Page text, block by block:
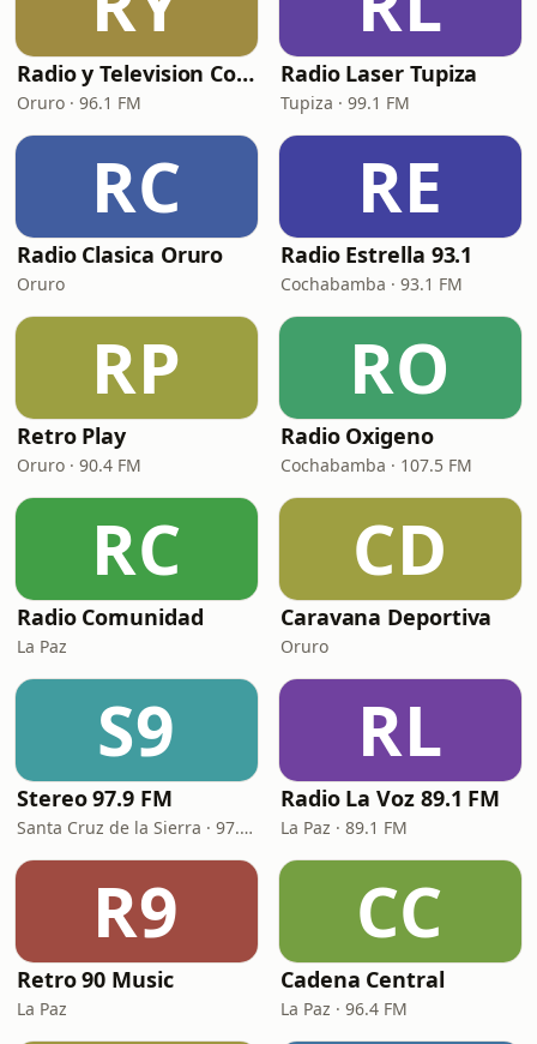
Radio y Television Coral
Oruro · 96.1 FM
Radio Laser Tupiza
Tupiza · 99.1 FM
RC
Radio Clasica Oruro
Oruro
RE
Radio Estrella 93.1
Cochabamba · 93.1 FM
RP
Retro Play
Oruro · 90.4 FM
RO
Radio Oxigeno
Cochabamba · 107.5 FM
RC
Radio Comunidad
La Paz
CD
Caravana Deportiva
Oruro
S9
Stereo 97.9 FM
Santa Cruz de la Sierra · 97.9 FM
RL
Radio La Voz 89.1 FM
La Paz · 89.1 FM
R9
Retro 90 Music
La Paz
CC
Cadena Central
La Paz · 96.4 FM